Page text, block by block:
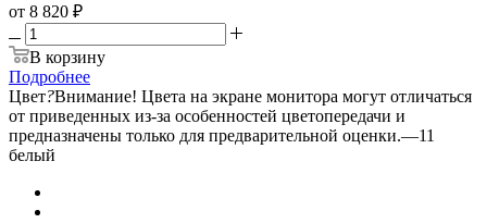
от 8 820 ₽
В корзину
Подробнее
Цвет?Внимание! Цвета на экране монитора могут отличаться
от приведенных из-за особенностей цветопередачи и
предназначены только для предварительной оценки.—11
белый